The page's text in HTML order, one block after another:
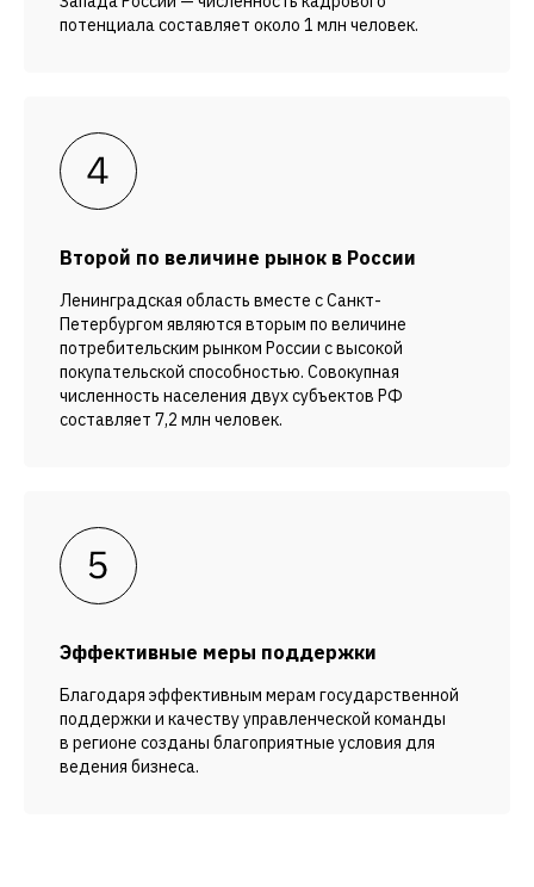
потенциала составляет около 1 млн человек.
Второй по величине рынок в России
Ленинградская область вместе с Санкт-
Петербургом являются вторым по величине
потребительским рынком России с высокой
покупательской способностью. Совокупная
численность населения двух субъектов РФ
составляет 7,2 млн человек.
Эффективные меры поддержки
Благодаря эффективным мерам государственной
поддержки и качеству управленческой команды
в регионе созданы благоприятные условия для
ведения бизнеса.